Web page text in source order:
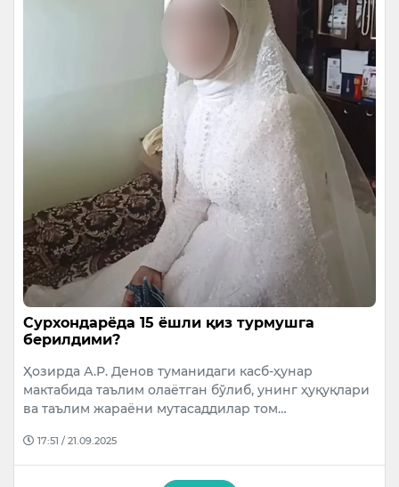
Сурхондарёда 15 ёшли қиз турмушга
берилдими?
Ҳозирда А.Р. Денов туманидаги касб-ҳунар
мактабида таълим олаётган бўлиб, унинг ҳуқуқлари
ва таълим жараёни мутасаддилар том…
17:51 / 21.09.2025